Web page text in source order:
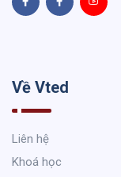
Về Vted
Liên hệ
Khoá học